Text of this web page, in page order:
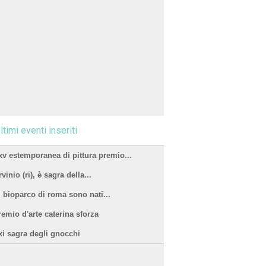
eventi inseriti
estemporanea di pittura premio...
(ri), è sagra della...
bioparco di roma sono nati...
d'arte caterina sforza
sagra degli gnocchi